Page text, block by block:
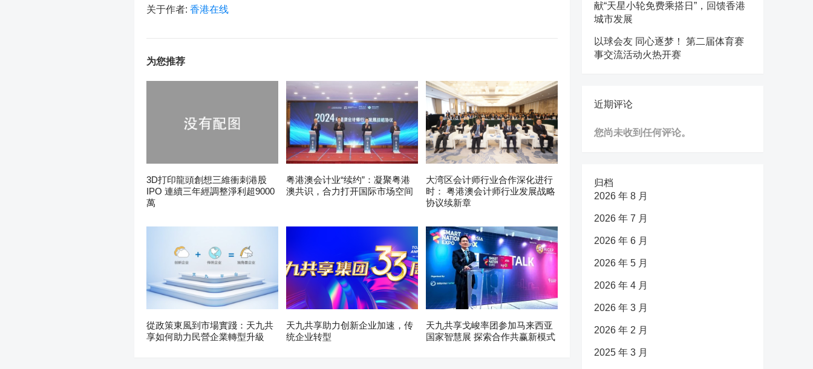
关于作者: 香港在线
为您推荐
3D打印龍頭創想三維衝刺港股
IPO 連續三年經調整淨利超9000
萬
粤港澳会计业“续约”：凝聚粤港
澳共识，合力打开国际市场空间
大湾区会计师行业合作深化进行
时： 粤港澳会计师行业发展战略
协议续新章
從政策東風到市場實踐：天九共
享如何助力民營企業轉型升級
天九共享助力创新企业加速，传
统企业转型
天九共享戈峻率团参加马来西亚
国家智慧展 探索合作共赢新模式
献“天星小轮免费乘搭日”，回馈香港
城市发展
以球会友 同心逐梦！ 第二届体育赛
事交流活动火热开赛
近期评论
您尚未收到任何评论。
归档
2026 年 8 月
2026 年 7 月
2026 年 6 月
2026 年 5 月
2026 年 4 月
2026 年 3 月
2026 年 2 月
2025 年 3 月